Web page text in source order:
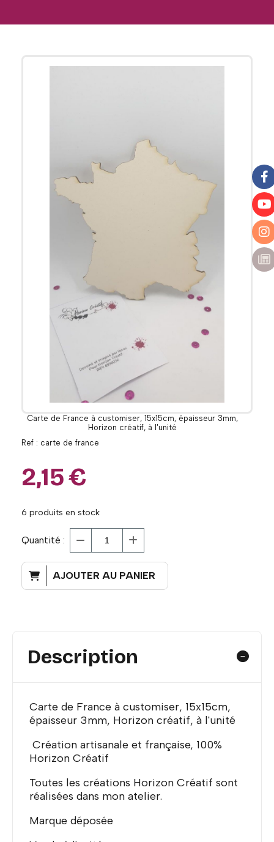
Carte de France à customiser, 15x15cm, épaisseur 3mm,
Horizon créatif, à l'unité
Ref : carte de france
2,15€
6 produits en stock
Quantité :
AJOUTER AU PANIER
Description
Carte de France à customiser, 15x15cm,
épaisseur 3mm, Horizon créatif, à l'unité
Création artisanale et française, 100%
Horizon Créatif
Toutes les créations Horizon Créatif sont
réalisées dans mon atelier.
Marque déposée